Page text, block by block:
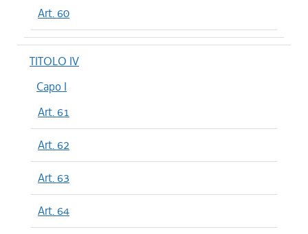
Art. 60
TITOLO IV
Capo I
Art. 61
Art. 62
Art. 63
Art. 64